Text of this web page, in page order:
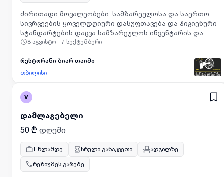
ძირითადი მოვალეობები: სამზარეულოსა და საერთო
სივრცეების ყოველდღიური დასუფთავება და ჰიგიენური
სტანდარტების დაცვა სამზარეულოს ინვენტარის და
ტექნიკის სისუფთავის უზრუნველყოფა სანიტარული
გამოყენება ნარჩენების სწორად გატანა და
გადამუშავების წესების დაცვა
8 აგვისტო - 7 სექტემბერი
რესტორანი ბიარ თაიმი
თბილისი
V
დამლაგებელი
50 ₾ დღეში
1 წლამდე სრული განაკვეთი
ადგილზე
რეზიუმეს გარეშე